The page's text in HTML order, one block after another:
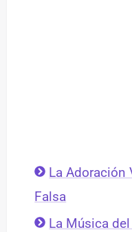
La Adoración
Falsa
La Música